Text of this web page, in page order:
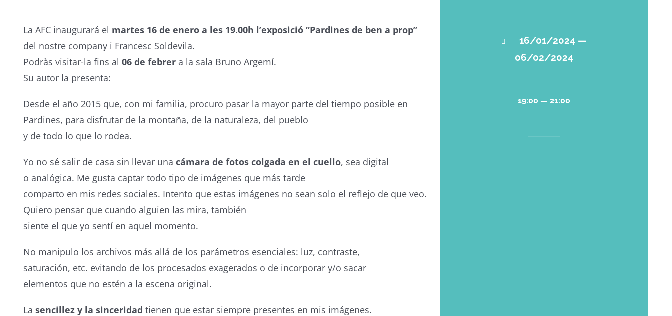
La AFC inaugurará el martes 16 de enero a les 19.00h l’exposició “Pardines de ben a prop”
del nostre company i Francesc Soldevila.
Podràs visitar-la fins al 06 de febrera la sala Bruno Argemí.
Su autor la presenta:
Desde el año 2015 que, con mi familia, procuro pasar la mayor parte del tiempo posible en
Pardines, para disfrutar de la montaña, de la naturaleza, del pueblo
y de todo lo que lo rodea.
Yo no sé salir de casa sin llevar una cámara de fotos colgada en el cuello, sea digital
o analógica. Me gusta captar todo tipo de imágenes que más tarde
comparto en mis redes sociales. Intento que estas imágenes no sean solo el reflejo de que veo.
Quiero pensar que cuando alguien las mira, también
siente el que yo sentí en aquel momento.
No manipulo los archivos más allá de los parámetros esenciales: luz, contraste,
saturación, etc. evitando de los procesados exagerados o de incorporar y/o sacar
elementos que no estén a la escena original.
La sencillez y la sinceridad tienen que estar siempre presentes en mis imágenes.
16/01/2024 —
06/02/2024
19:00 — 21:00